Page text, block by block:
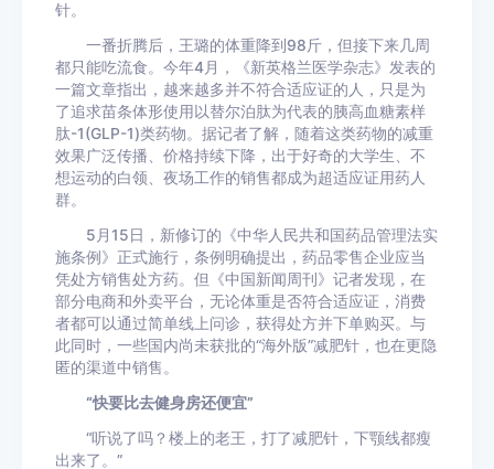
针。
一番折腾后，王璐的体重降到98斤，但接下来几周
都只能吃流食。今年4月，《新英格兰医学杂志》发表的
一篇文章指出，越来越多并不符合适应证的人，只是为
了追求苗条体形使用以替尔泊肽为代表的胰高血糖素样
肽-1(GLP-1)类药物。据记者了解，随着这类药物的减重
效果广泛传播、价格持续下降，出于好奇的大学生、不
想运动的白领、夜场工作的销售都成为超适应证用药人
群。
5月15日，新修订的《中华人民共和国药品管理法实
施条例》正式施行，条例明确提出，药品零售企业应当
凭处方销售处方药。但《中国新闻周刊》记者发现，在
部分电商和外卖平台，无论体重是否符合适应证，消费
者都可以通过简单线上问诊，获得处方并下单购买。与
此同时，一些国内尚未获批的“海外版”减肥针，也在更隐
匿的渠道中销售。
“快要比去健身房还便宜”
“听说了吗？楼上的老王，打了减肥针，下颚线都瘦
出来了。”